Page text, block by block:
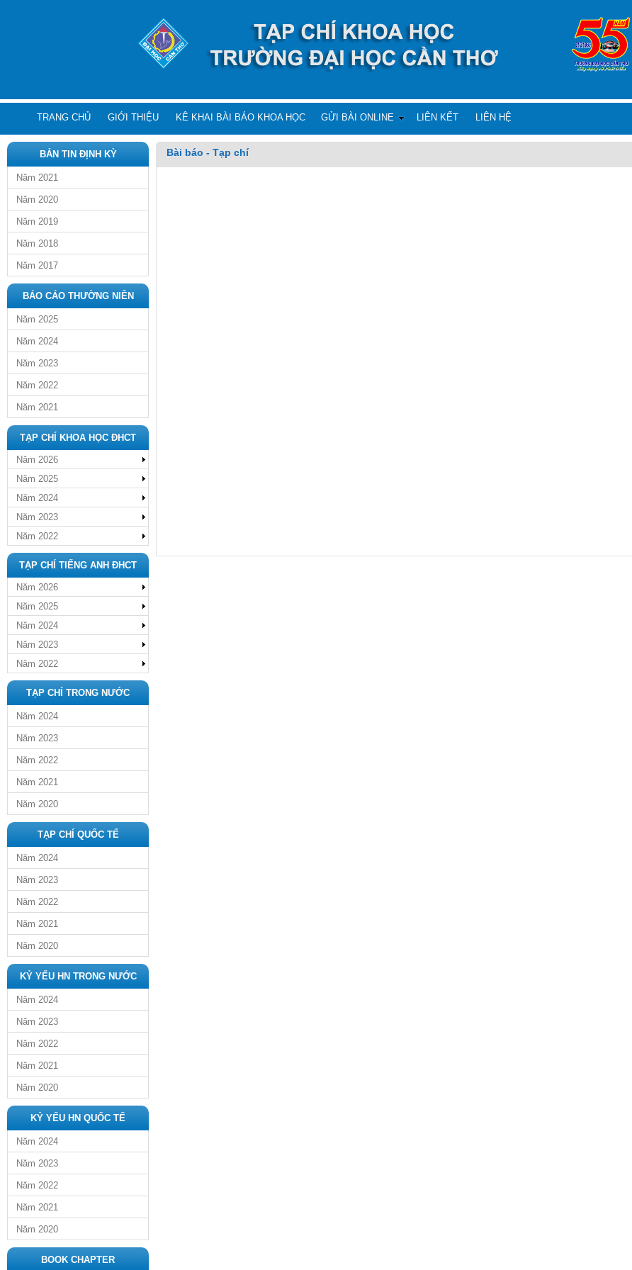
TRANG CHỦ GIỚI THIỆU KÊ KHAI BÀI BÁO KHOA HỌC GỬI BÀI ONLINE LIÊN KẾT LIÊN HỆ
BẢN TIN ĐỊNH KỲ
Năm 2021
Năm 2020
Năm 2019
Năm 2018
Năm 2017
BÁO CÁO THƯỜNG NIÊN
Năm 2025
Năm 2024
Năm 2023
Năm 2022
Năm 2021
TẠP CHÍ KHOA HỌC ĐHCT
Năm 2026
Năm 2025
Năm 2024
Năm 2023
Năm 2022
TẠP CHÍ TIẾNG ANH ĐHCT
Năm 2026
Năm 2025
Năm 2024
Năm 2023
Năm 2022
TẠP CHÍ TRONG NƯỚC
Năm 2024
Năm 2023
Năm 2022
Năm 2021
Năm 2020
TẠP CHÍ QUỐC TẾ
Năm 2024
Năm 2023
Năm 2022
Năm 2021
Năm 2020
KỶ YẾU HN TRONG NƯỚC
Năm 2024
Năm 2023
Năm 2022
Năm 2021
Năm 2020
KỶ YẾU HN QUỐC TẾ
Năm 2024
Năm 2023
Năm 2022
Năm 2021
Năm 2020
BOOK CHAPTER
Bài báo - Tạp chí